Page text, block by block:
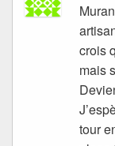
crois
mais
tour